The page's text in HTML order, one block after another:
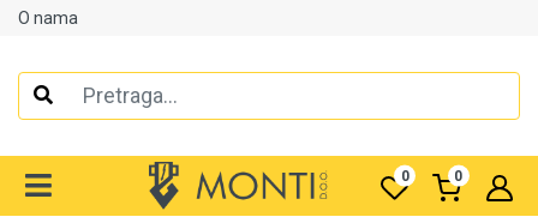
O nama
0 0
Alati
Električni alati